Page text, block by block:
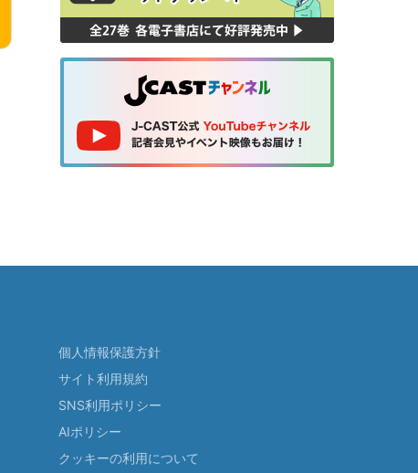
個人情報保護方針
サイト利用規約
SNS利用ポリシー
AIポリシー
クッキーの利用について